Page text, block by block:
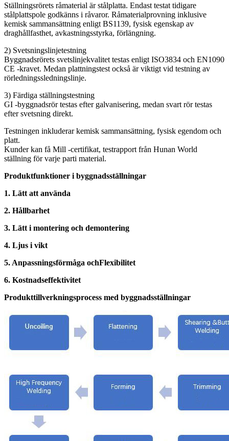
Ställningsrörets råmaterial är stålplatta. Endast testat tidigare
stålplattspole godkänns i råvaror. Råmaterialprovning inklusive
kemisk sammansättning enligt BS1139, fysisk egenskap av
draghållfasthet, avkastningsstyrka, förlängning.
2) Svetsningslinjetestning
Byggnadsrörets svetslinjekvalitet testas enligt ISO3834 och EN1090
CE -kravet. Medan plattningstest också är viktigt vid testning av
rörledningssledningslinje.
3) Färdiga ställningstestning
GI -byggnadsrör testas efter galvanisering, medan svart rör testas
efter svetsning direkt.
Testningen inkluderar kemisk sammansättning, fysisk egendom och
platt.
Kunder kan få Mill -certifikat, testrapport från Hunan World
ställning för varje parti material.
Produktfunktioner i byggnadsställningar
1. Lätt att använda
2. Hållbarhet
3. Lätt i montering och demontering
4. Ljus i vikt
5. Anpassningsförmåga ochFlexibilitet
6. Kostnadseffektivitet
Produkttillverkningsprocess med byggnadsställningar